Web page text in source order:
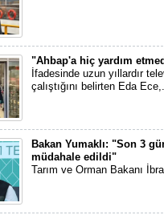
"Ahbap'a hiç yardım
İfadesinde uzun yıllardır
çalıştığını belirten Eda
Bakan Yumaklı: "Son 3
müdahale edildi"
Tarım ve Orman Bakanı